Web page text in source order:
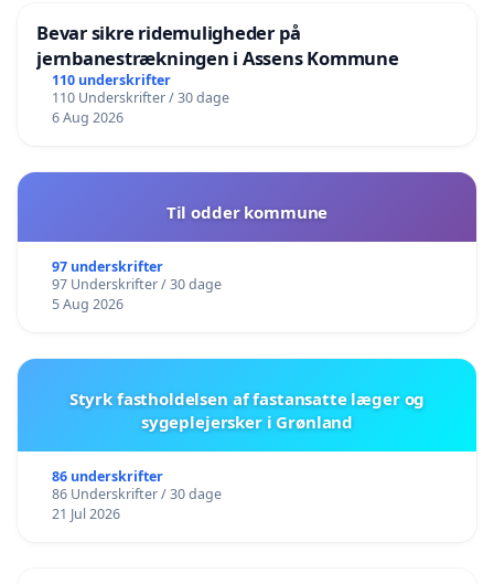
Bevar sikre ridemuligheder på
jernbanestrækningen i Assens Kommune
110 underskrifter
110 Underskrifter / 30 dage
6 Aug 2026
Til odder kommune
97 underskrifter
97 Underskrifter / 30 dage
5 Aug 2026
Styrk fastholdelsen af fastansatte læger og
sygeplejersker i Grønland
86 underskrifter
86 Underskrifter / 30 dage
21 Jul 2026